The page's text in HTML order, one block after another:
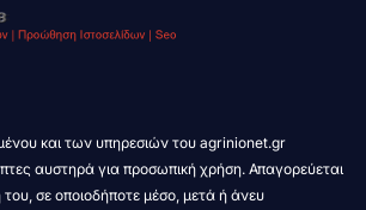
και των υπηρεσιών του agrinionet.gr
αυστηρά για προσωπική χρήση. Απαγορεύεται
σε οποιοδήποτε μέσο, μετά ή άνευ